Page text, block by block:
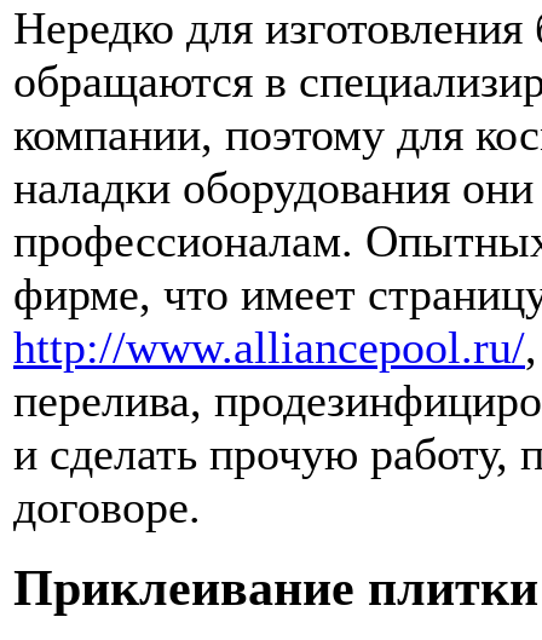
Нередко для
обращаются в
компании, поэтому для
наладки оборудования
профессионалам.
фирме, что имеет
http://www.alliancepool.ru/
перелива,
и сделать прочую работу,
договоре.
Приклеивание плитки